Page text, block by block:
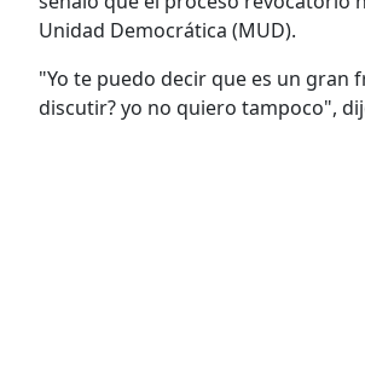
Unidad Democrática (MUD).
"Yo te puedo decir que es un gran
discutir? yo no quiero tampoco",